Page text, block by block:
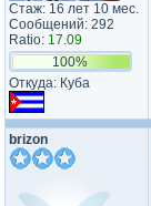
Стаж: 16 лет 10 мес.
Сообщений: 292
Ratio: 17.09
100%
Откуда: Куба
brizon